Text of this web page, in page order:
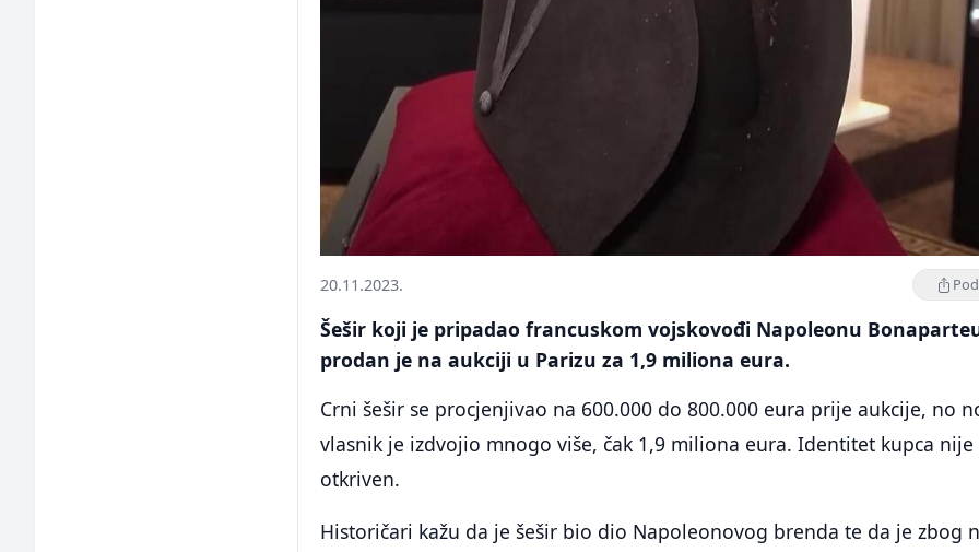
20.11.2023.
Šešir koji je pripadao francuskom vojskovođi Napoleonu
prodan je na aukciji u Parizu za 1,9 miliona eura.
Crni šešir se procjenjivao na 600.000 do 800.000 eura prije aukcije, no
vlasnik je izdvojio mnogo više, čak 1,9 miliona eura. Identitet kupca nije
otkriven.
Historičari kažu da je šešir bio dio Napoleonovog brenda te da je zbog